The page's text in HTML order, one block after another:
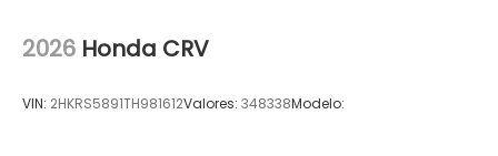
2026 Honda CRV
VIN: 2HKRS5891TH981612Valores: 348338Modelo: